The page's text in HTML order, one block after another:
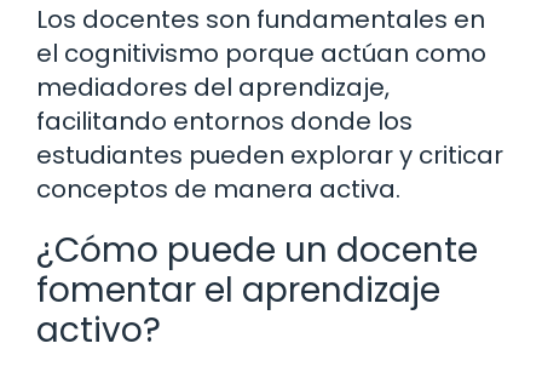
Los docentes son fundamentales en
el cognitivismo porque actúan como
mediadores del aprendizaje,
facilitando entornos donde los
estudiantes pueden explorar y criticar
conceptos de manera activa.
¿Cómo puede un docente
fomentar el aprendizaje
activo?